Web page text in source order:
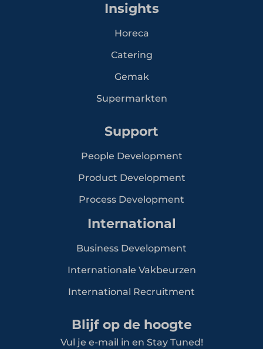
Insights
Horeca
Catering
Gemak
Supermarkten
Support
People Development
Product Development
Process Development
International
Business Development
Internationale Vakbeurzen
International Recruitment
Blijf op de hoogte
Vul je e-mail in en Stay Tuned!